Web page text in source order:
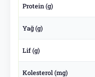
Protein (g)
Yağ (g)
Lif (g)
Kolesterol (mg)